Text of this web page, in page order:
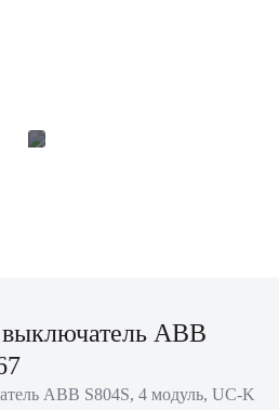
ABB
ABB S804S, 4 модуль, UC-K